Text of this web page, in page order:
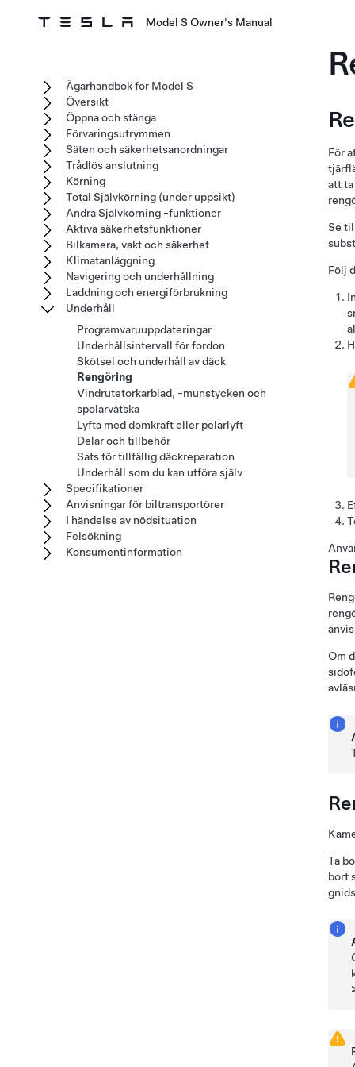
Model S Owner's Manual
För
att
Se
Följ
Om
Ta
bort
Ägarhandbok för Model S
Översikt
Öppna och stänga
Förvaringsutrymmen
Säten och säkerhetsanordningar
Trådlös anslutning
Körning
Total Självkörning (under uppsikt)
Andra Självkörning -funktioner
Aktiva säkerhetsfunktioner
Bilkamera, vakt och säkerhet
Klimatanläggning
Navigering och underhållning
Laddning och energiförbrukning
Underhåll
Programvaruuppdateringar
Underhållsintervall för fordon
Skötsel och underhåll av däck
Rengöring
Vindrutetorkarblad, -munstycken och
spolarvätska
Lyfta med domkraft eller pelarlyft
Delar och tillbehör
Sats för tillfällig däckreparation
Underhåll som du kan utföra själv
Specifikationer
Anvisningar för biltransportörer
I händelse av nödsituation
Felsökning
Konsumentinformation